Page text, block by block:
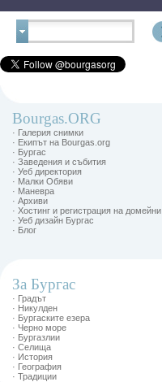
Bourgas.ORG
· Галерия снимки
· Екипът на Bourgas.org
· Бургас
· Заведения и събития
· Уеб директория
· Малки Обяви
· Маневра
· Архиви
· Хостинг и регистрация на домейни
· Уеб дизайн Бургас
· Блог
За Бургас
· Градът
· Никулден
· Бургаските езера
· Черно море
· Бургазлии
· Селища
· История
· География
· Традиции